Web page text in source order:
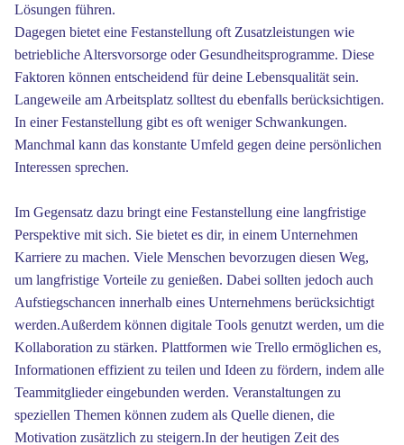
Lösungen führen.
Dagegen bietet eine Festanstellung oft Zusatzleistungen wie
betriebliche Altersvorsorge oder Gesundheitsprogramme. Diese
Faktoren können entscheidend für deine Lebensqualität sein.
Langeweile am Arbeitsplatz solltest du ebenfalls berücksichtigen.
In einer Festanstellung gibt es oft weniger Schwankungen.
Manchmal kann das konstante Umfeld gegen deine persönlichen
Interessen sprechen.
Im Gegensatz dazu bringt eine Festanstellung eine langfristige
Perspektive mit sich. Sie bietet es dir, in einem Unternehmen
Karriere zu machen. Viele Menschen bevorzugen diesen Weg,
um langfristige Vorteile zu genießen. Dabei sollten jedoch auch
Aufstiegschancen innerhalb eines Unternehmens berücksichtigt
werden.Außerdem können digitale Tools genutzt werden, um die
Kollaboration zu stärken. Plattformen wie Trello ermöglichen es,
Informationen effizient zu teilen und Ideen zu fördern, indem alle
Teammitglieder eingebunden werden. Veranstaltungen zu
speziellen Themen können zudem als Quelle dienen, die
Motivation zusätzlich zu steigern.In der heutigen Zeit des